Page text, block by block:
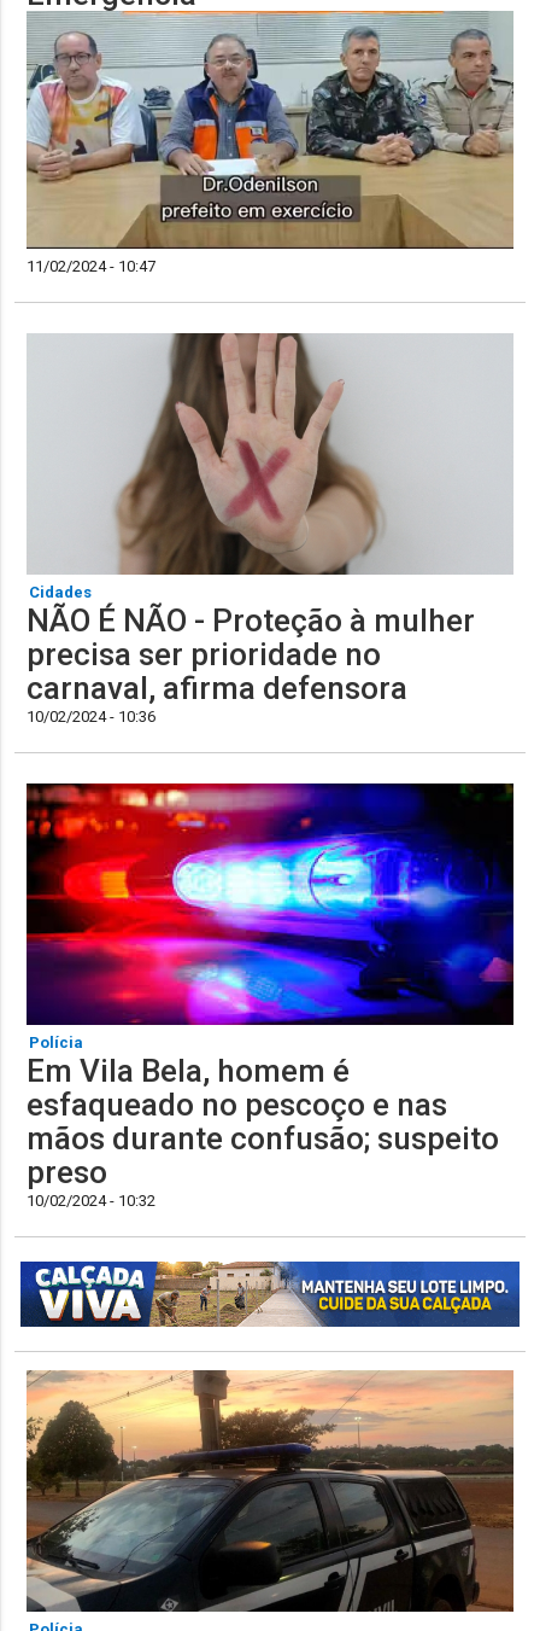
11/02/2024 - 10:47
Cidades
NÃO É NÃO - Proteção à mulher
precisa ser prioridade no
carnaval, afirma defensora
10/02/2024 - 10:36
Polícia
Em Vila Bela, homem é
esfaqueado no pescoço e nas
mãos durante confusão; suspeito
preso
10/02/2024 - 10:32